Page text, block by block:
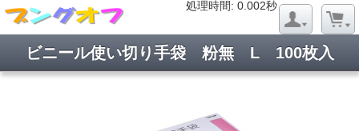
処理時間: 0.002秒
ビニール使い切り手袋 粉無 L 100枚入
処理時間: 0.020秒